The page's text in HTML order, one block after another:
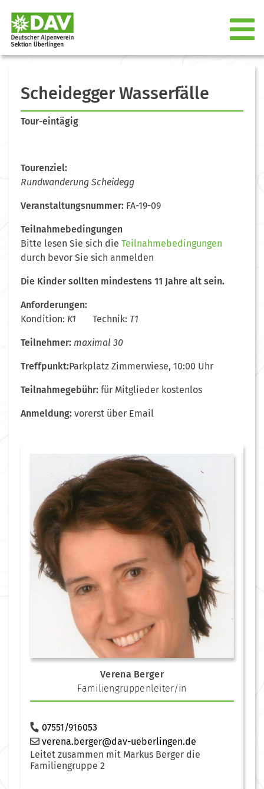
Scheidegger Wasserfälle
Tour-eintägig
Tourenziel:
Rundwanderung Scheidegg
Veranstaltungsnummer: FA-19-09
Teilnahmebedingungen
Bitte lesen Sie sich die Teilnahmebedingungen
durch bevor Sie sich anmelden
Die Kinder sollten mindestens 11 Jahre alt sein.
Anforderungen:
Kondition: K1 Technik: T1
Teilnehmer: maximal 30
Treffpunkt:Parkplatz Zimmerwiese, 10:00 Uhr
Teilnahmegebühr: für Mitglieder kostenlos
Anmeldung: vorerst über Email
Verena Berger
Familiengruppenleiter/in
07551/916053
verena.berger@dav-ueberlingen.de
Leitet zusammen mit Markus Berger die
Familiengruppe 2